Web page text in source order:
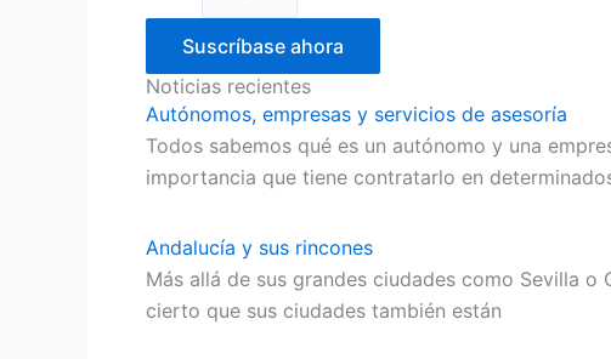
Suscríbase ahora
Noticias recientes
Autónomos, empresas y servicios de asesoría
Todos sabemos qué es un autónomo y una
importancia que tiene contratarlo en
Andalucía y sus rincones
Más allá de sus grandes ciudades como Sevilla
cierto que sus ciudades también están